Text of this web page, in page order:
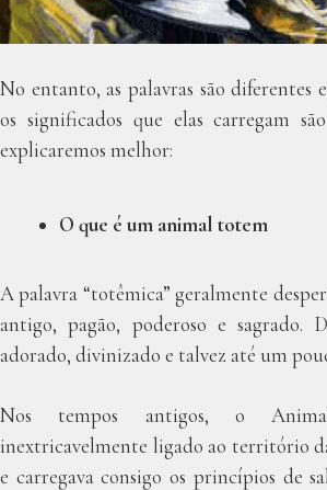
No entanto, as palavras são diferentes
os significados que elas carregam
explicaremos melhor:
O que é um animal totem
A palavra “totêmica” geralmente
antigo, pagão, poderoso e sagrado.
adorado, divinizado e talvez até um
Nos tempos antigos, o
inextricavelmente ligado ao território
e carregava consigo os princípios de